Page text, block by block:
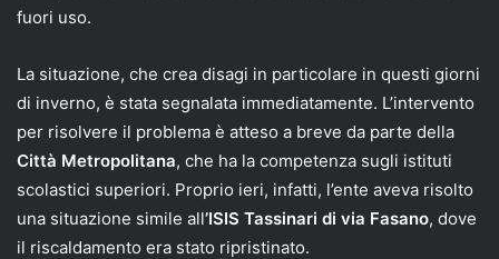
fuori uso.
La situazione, che crea disagi in particolare in questi giorni
di inverno, è stata segnalata immediatamente. L’intervento
per risolvere il problema è atteso a breve da parte della
Città Metropolitana, che ha la competenza sugli istituti
scolastici superiori. Proprio ieri, infatti, l’ente aveva risolto
una situazione simile all’ISIS Tassinari di via Fasano, dove
il riscaldamento era stato ripristinato.